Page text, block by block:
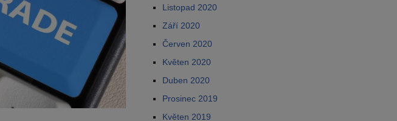
Listopad 2020
Září 2020
Červen 2020
Květen 2020
Duben 2020
Prosinec 2019
Květen 2019